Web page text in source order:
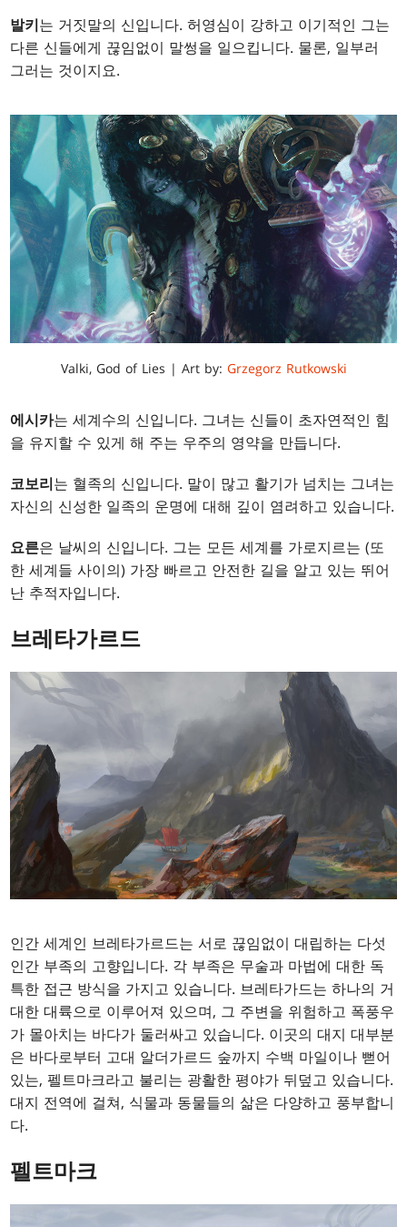
발키는 거짓말의 신입니다. 허영심이 강하고 이기적인 그는
다른 신들에게 끊임없이 말썽을 일으킵니다. 물론, 일부러
그러는 것이지요.
Valki, God of Lies | Art by: Grzegorz Rutkowski
에시카는 세계수의 신입니다. 그녀는 신들이 초자연적인 힘
을 유지할 수 있게 해 주는 우주의 영약을 만듭니다.
코보리는 혈족의 신입니다. 말이 많고 활기가 넘치는 그녀는
자신의 신성한 일족의 운명에 대해 깊이 염려하고 있습니다.
요른은 날씨의 신입니다. 그는 모든 세계를 가로지르는 (또
한 세계들 사이의) 가장 빠르고 안전한 길을 알고 있는 뛰어
난 추적자입니다.
브레타가르드
인간 세계인 브레타가르드는 서로 끊임없이 대립하는 다섯
인간 부족의 고향입니다. 각 부족은 무술과 마법에 대한 독
특한 접근 방식을 가지고 있습니다. 브레타가드는 하나의 거
대한 대륙으로 이루어져 있으며, 그 주변을 위험하고 폭풍우
가 몰아치는 바다가 둘러싸고 있습니다. 이곳의 대지 대부분
은 바다로부터 고대 알더가르드 숲까지 수백 마일이나 뻗어
있는, 펠트마크라고 불리는 광활한 평야가 뒤덮고 있습니다.
대지 전역에 걸쳐, 식물과 동물들의 삶은 다양하고 풍부합니
다.
펠트마크